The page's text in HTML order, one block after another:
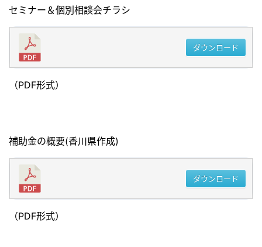
セミナー＆個別相談会チラシ
ダウンロード
（PDF形式）
補助金の概要(香川県作成)
ダウンロード
（PDF形式）